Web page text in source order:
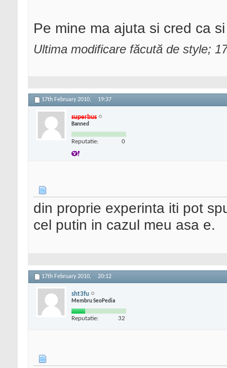
Pe mine ma ajuta si cred ca
Ultima modificare făcută de style;
17th February 2010, 19:37
superbus
Banned
Reputatie: 0
din proprie experinta iti pot
cel putin in cazul meu asa e.
17th February 2010, 20:12
sht3fu
Membru SeoPedia
Reputatie: 32